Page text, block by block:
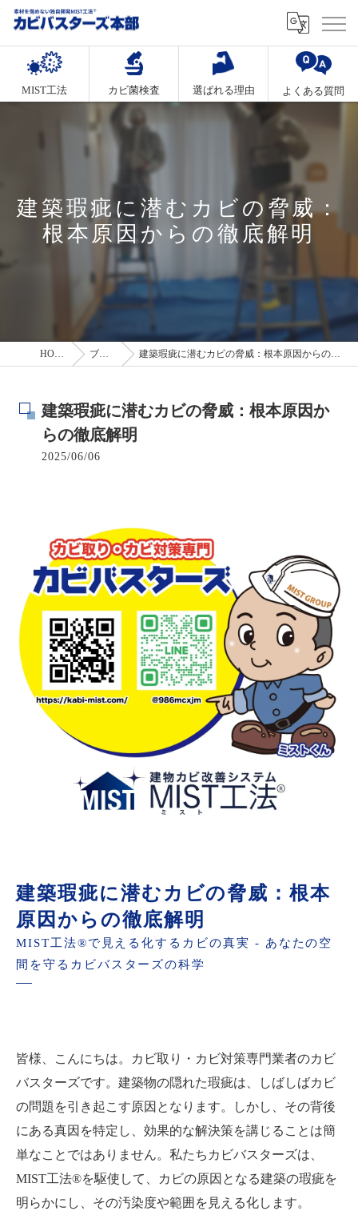
MIST工法 カビ菌検査 選ばれる理由 よくある質問
建築瑕疵に潜むカビの脅威：
根本原因からの徹底解明
HOME ブログ 建築瑕疵に潜むカビの脅威：根本原因からの徹底解明
建築瑕疵に潜むカビの脅威：根本原因か
らの徹底解明
2025/06/06
建築瑕疵に潜むカビの脅威：根本
原因からの徹底解明
MIST工法®で見える化するカビの真実 - あなたの空
間を守るカビバスターズの科学
皆様、こんにちは。カビ取り・カビ対策専門業者のカビ
バスターズです。建築物の隠れた瑕疵は、しばしばカビ
の問題を引き起こす原因となります。しかし、その背後
にある真因を特定し、効果的な解決策を講じることは簡
単なことではありません。私たちカビバスターズは、
MIST工法®を駆使して、カビの原因となる建築の瑕疵を
明らかにし、その汚染度や範囲を見える化します。